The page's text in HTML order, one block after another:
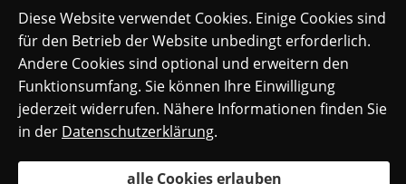
Diese Website verwendet Cookies. Einige Cookies sind
für den Betrieb der Website unbedingt erforderlich.
Andere Cookies sind optional und erweitern den
Funktionsumfang. Sie können Ihre Einwilligung
jederzeit widerrufen. Nähere Informationen finden Sie
in der Datenschutzerklärung.
alle Cookies erlauben